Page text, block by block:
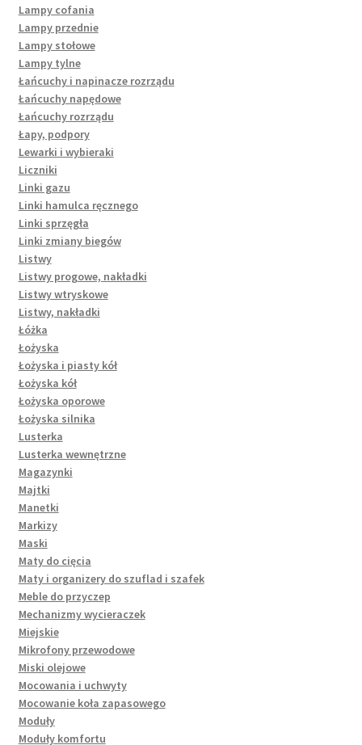
Lampy cofania
Lampy przednie
Lampy stołowe
Lampy tylne
Łańcuchy i napinacze rozrządu
Łańcuchy napędowe
Łańcuchy rozrządu
Łapy, podpory
Lewarki i wybieraki
Liczniki
Linki gazu
Linki hamulca ręcznego
Linki sprzęgła
Linki zmiany biegów
Listwy
Listwy progowe, nakładki
Listwy wtryskowe
Listwy, nakładki
Łóżka
Łożyska
Łożyska i piasty kół
Łożyska kół
Łożyska oporowe
Łożyska silnika
Lusterka
Lusterka wewnętrzne
Magazynki
Majtki
Manetki
Markizy
Maski
Maty do cięcia
Maty i organizery do szuflad i szafek
Meble do przyczep
Mechanizmy wycieraczek
Miejskie
Mikrofony przewodowe
Miski olejowe
Mocowania i uchwyty
Mocowanie koła zapasowego
Moduły
Moduły komfortu